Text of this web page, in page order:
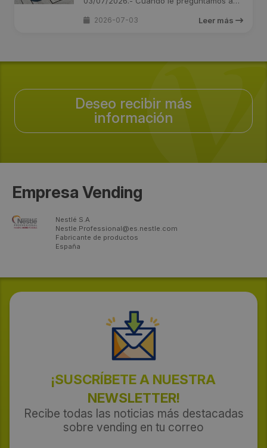
2026-07-03 Leer más
Deseo recibir más
información
Empresa Vending
Nestlé S.A
Nestle.Professional@es.nestle.com
Fabricante de productos
España
¡SUSCRÍBETE A NUESTRA
NEWSLETTER!
Recibe todas las noticias más destacadas
sobre vending en tu correo